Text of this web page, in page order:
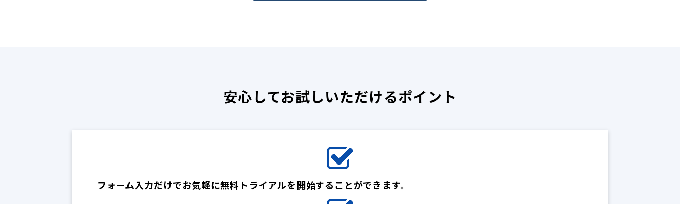
安心してお試しいただけるポイント
フォーム入力だけでお気軽に無料トライアルを開始することができます。